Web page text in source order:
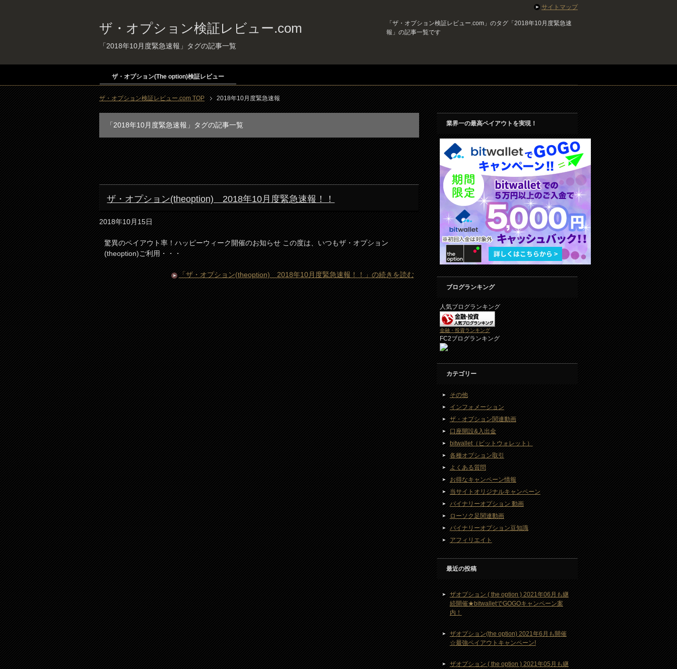
ザ・オプション検証レビュー.com
「2018年10月度緊急速報」タグの記事一覧
「ザ・オプション検証レビュー.com」のタグ「2018年10月度緊急速
報」の記事一覧です
ザ・オプション(The option)検証レビュー
ザ・オプション検証レビュー.com TOP 2018年10月度緊急速報
「2018年10月度緊急速報」タグの記事一覧
ザ・オプション(theoption) 2018年10月度緊急速報！！
2018年10月15日
驚異のペイアウト率！ハッピーウィーク開催のお知らせ この度は、いつもザ・オプション
(theoption)ご利用・・・
「ザ・オプション(theoption) 2018年10月度緊急速報！！」の続きを読む
業界一の最高ペイアウトを実現！
ブログランキング
人気ブログランキング
金融・投資ランキング
FC2ブログランキング
カテゴリー
その他
インフォメーション
ザ・オプション関連動画
口座開設&入出金
bitwallet（ビットウォレット）
各種オプション取引
よくある質問
お得なキャンペーン情報
当サイトオリジナルキャンペーン
バイナリーオプション 動画
ローソク足関連動画
バイナリーオプション豆知識
アフィリエイト
最近の投稿
ザオプション ( the option ) 2021年06月も継
続開催★bitwalletでGOGOキャンペーン案
内！
ザオプション(the option) 2021年6月も開催
☆最強ペイアウトキャンペーン!
ザオプション ( the option ) 2021年05月も継
サイトマップ